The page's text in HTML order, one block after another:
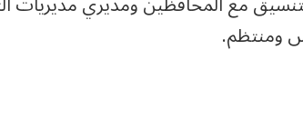
ومنتظم.